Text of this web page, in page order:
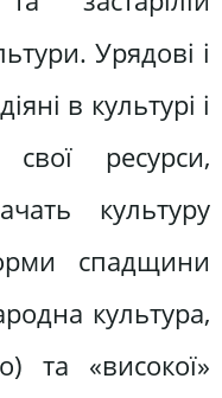
Урядові і
в культурі і
ресурси,
культуру
спадщини
культура,
та «високої»